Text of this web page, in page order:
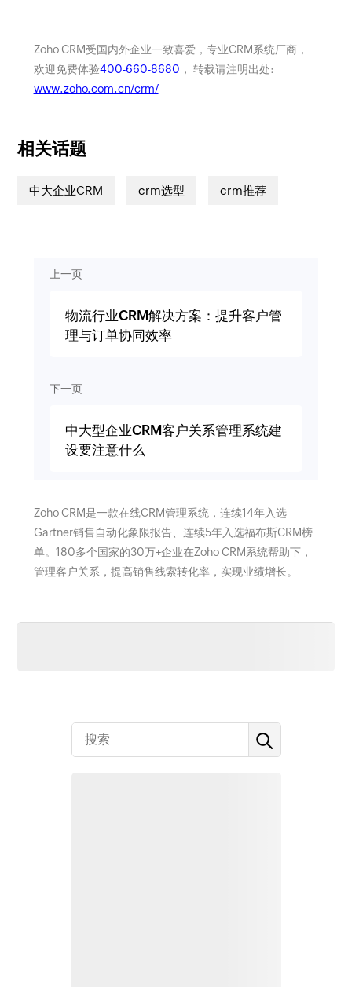
Zoho CRM受国内外企业一致喜爱，专业CRM系统厂商，
欢迎免费体验400-660-8680 ， 转载请注明出处:
www.zoho.com.cn/crm/
相关话题
中大企业CRM crm选型 crm推荐
上一页
物流行业CRM解决方案：提升客户管
理与订单协同效率
下一页
中大型企业CRM客户关系管理系统建
设要注意什么
Zoho CRM是一款在线CRM管理系统，连续14年入选
Gartner销售自动化象限报告、连续5年入选福布斯CRM榜
单。180多个国家的30万+企业在Zoho CRM系统帮助下，
管理客户关系，提高销售线索转化率，实现业绩增长。